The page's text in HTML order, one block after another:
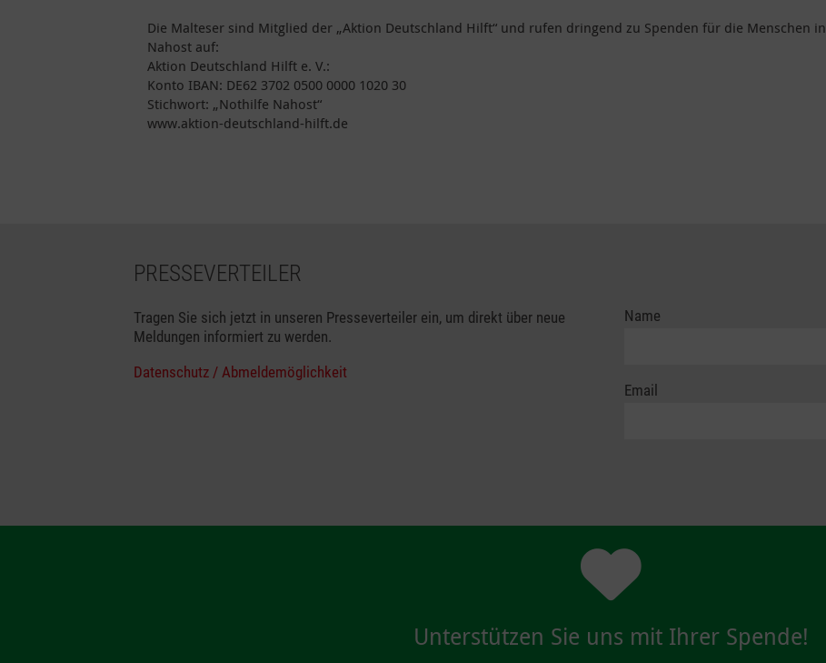
Die Malteser sind Mitglied der „Aktion Deutschland Hilft“ und rufen dringend zu Spenden für die Menschen in
Nahost auf:
Aktion Deutschland Hilft e. V.:
Konto IBAN: DE62 3702 0500 0000 1020 30
Stichwort: „Nothilfe Nahost“
www.aktion-deutschland-hilft.de
PRESSEVERTEILER
Tragen Sie sich jetzt in unseren Presseverteiler ein, um direkt über neue
Meldungen informiert zu werden.
Datenschutz / Abmeldemöglichkeit
Name
Email
Unterstützen Sie uns mit Ihrer Spende!